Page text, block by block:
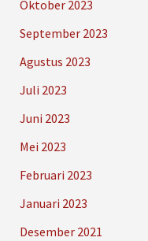
Oktober 2023
September 2023
Agustus 2023
Juli 2023
Juni 2023
Mei 2023
Februari 2023
Januari 2023
Desember 2021